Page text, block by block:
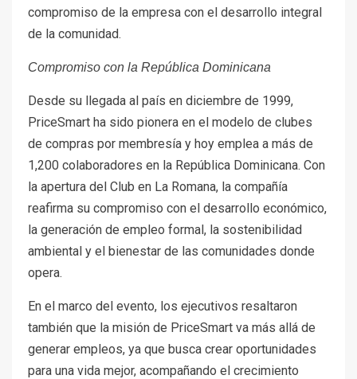
compromiso de la empresa con el desarrollo integral
de la comunidad.
Compromiso con la República Dominicana
Desde su llegada al país en diciembre de 1999,
PriceSmart ha sido pionera en el modelo de clubes
de compras por membresía y hoy emplea a más de
1,200 colaboradores en la República Dominicana. Con
la apertura del Club en La Romana, la compañía
reafirma su compromiso con el desarrollo económico,
la generación de empleo formal, la sostenibilidad
ambiental y el bienestar de las comunidades donde
opera.
En el marco del evento, los ejecutivos resaltaron
también que la misión de PriceSmart va más allá de
generar empleos, ya que busca crear oportunidades
para una vida mejor, acompañando el crecimiento